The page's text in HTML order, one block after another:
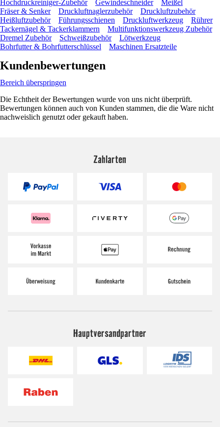
Hochdruckreiniger-Zubehör Gewindeschneider
Meißel
Fräser & Senker
Druckluftnaglerzubehör
Druckluftzubehör
Heißluftzubehör
Führungsschienen Druckluftwerkzeug
Rührer
Tackernägel & Tackerklammern
Multifunktionswerkzeug Zubehör
Dremel Zubehör
Schweißzubehör
Lötwerkzeug
Bohrfutter & Bohrfutterschlüssel
Maschinen Ersatzteile
Kundenbewertungen
Bereich überspringen
Die Echtheit der Bewertungen wurde von uns nicht überprüft.
Bewertungen können auch von Kunden stammen, die die Ware nicht
nachweislich genutzt oder gekauft haben.
Zahlarten
Hauptversandpartner